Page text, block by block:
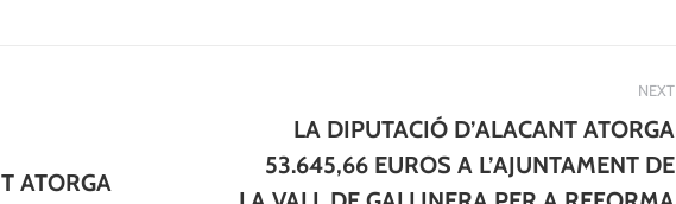
ATORGA
NEXT
LA DIPUTACIÓ D’ALACANT ATORGA
53.645,66 EUROS A L’AJUNTAMENT DE